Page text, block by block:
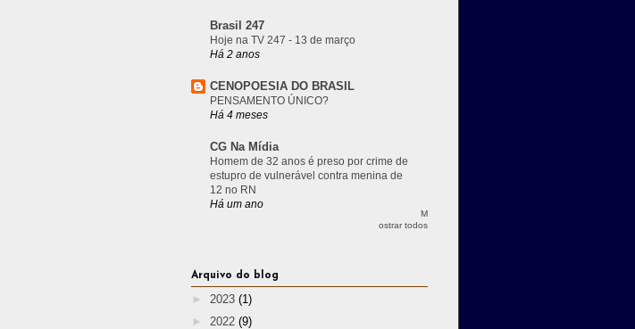
Brasil 247
Hoje na TV 247 - 13 de março
Há 2 anos
CENOPOESIA DO BRASIL
PENSAMENTO ÚNICO?
Há 4 meses
CG Na Mídia
Homem de 32 anos é preso por crime de
estupro de vulnerável contra menina de
12 no RN
Há um ano
M
ostrar todos
Arquivo do blog
► 2023 (1)
► 2022 (9)